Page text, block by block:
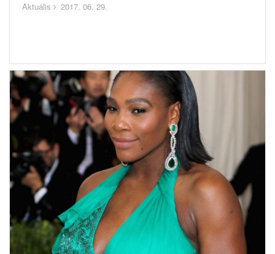
Aktuális 2017. 06. 29.